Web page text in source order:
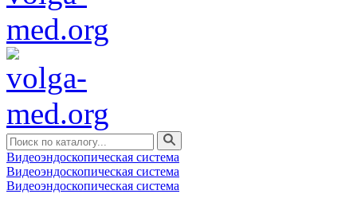
Видеоэндоскопическая система
Видеоэндоскопическая система
Видеоэндоскопическая система